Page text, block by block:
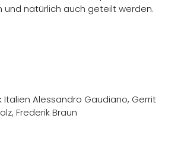
und natürlich auch geteilt werden.
Alessandro Gaudiano, Gerrit
Frederik Braun